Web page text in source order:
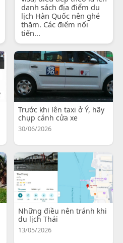
danh sách địa điểm du
lịch Hàn Quốc nên ghé
thăm. Các điểm nổi
tiến...
Trước khi lên taxi ở Ý, hãy
chụp cánh cửa xe
30/06/2026
Những điều nên tránh khi
du lịch Thái
13/05/2026